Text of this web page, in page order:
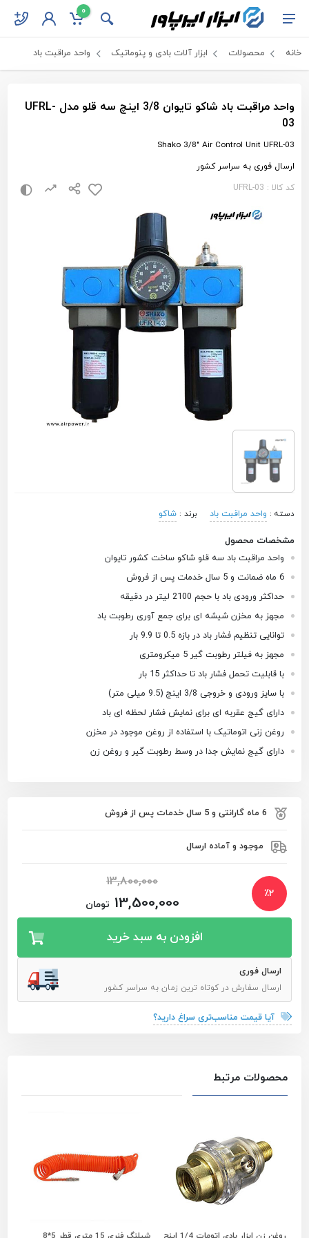
0
خانه محصولات ابزار آلات بادی و پنوماتیک واحد مراقبت باد
واحد مراقبت باد شاکو تایوان 3/8 اینچ سه قلو مدل UFRL-
03
Shako 3/8" Air Control Unit UFRL-03
ارسال فوری به سراسر کشور
کد کالا : UFRL-03
دسته : واحد مراقبت باد برند :شاکو
مشخصات محصول
واحد مراقبت باد سه قلو شاکو ساخت کشور تایوان
6 ماه ضمانت و 5 سال خدمات پس از فروش
حداکثر ورودی باد با حجم 2100 لیتر در دقیقه
مجهز به مخزن شیشه ای برای جمع آوری رطوبت باد
توانایی تنظیم فشار باد در بازه 0.5 تا 9.9 بار
مجهز به فیلتر رطوبت گیر 5 میکرومتری
با قابلیت تحمل فشار باد تا حداکثر 15 بار
با سایز ورودی و خروجی 3/8 اینچ (9.5 میلی متر)
دارای گیج عقربه ای برای نمایش فشار لحظه ای باد
روغن زنی اتوماتیک با استفاده از روغن موجود در مخزن
دارای گیج نمایش جدا در وسط رطوبت گیر و روغن زن
6 ماه گارانتی و 5 سال خدمات پس از فروش
موجود و آماده ارسال
٪2
13,800,000
13,500,000 تومان
افزودن به سبد خرید
ارسال فوری
ارسال سفارش در کوتاه ترین زمان به سراسر کشور
آیا قیمت مناسب‌تری سراغ دارید؟
محصولات مرتبط